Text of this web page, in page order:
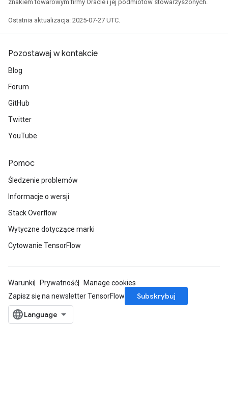
znakiem towarowym firmy Oracle i jej podmiotów stowarzyszonych.
Ostatnia aktualizacja: 2025-07-27 UTC.
Pozostawaj w kontakcie
Blog
Forum
GitHub
Twitter
YouTube
Pomoc
Śledzenie problemów
Informacje o wersji
Stack Overflow
Wytyczne dotyczące marki
Cytowanie TensorFlow
Warunki Prywatność
Manage cookies
Zapisz się na newsletter TensorFlow
Subskrybuj